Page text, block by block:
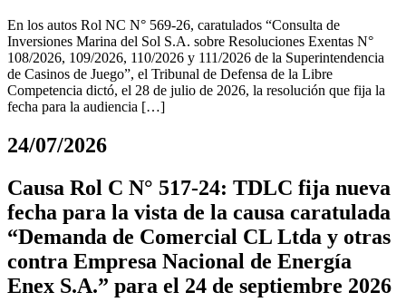
En los autos Rol NC N° 569-26, caratulados “Consulta de
Inversiones Marina del Sol S.A. sobre Resoluciones Exentas N°
108/2026, 109/2026, 110/2026 y 111/2026 de la Superintendencia
de Casinos de Juego”, el Tribunal de Defensa de la Libre
Competencia dictó, el 28 de julio de 2026, la resolución que fija la
fecha para la audiencia […]
24/07/2026
Causa Rol C N° 517-24: TDLC fija nueva
fecha para la vista de la causa caratulada
“Demanda de Comercial CL Ltda y otras
contra Empresa Nacional de Energía
Enex S.A.” para el 24 de septiembre 2026